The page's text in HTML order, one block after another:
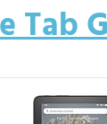
Tab